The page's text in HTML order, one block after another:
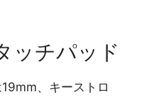
ッチパッド
、キーストロ